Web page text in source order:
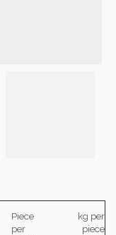
Piece
per
kg per
piece